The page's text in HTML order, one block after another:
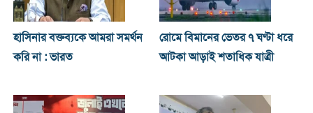
হাসিনার বক্তব্যকে আমরা সমর্থন
করি না : ভারত
রোমে বিমানের ভেতর ৭ ঘণ্টা ধরে
আটকা আড়াই শতাধিক যাত্রী